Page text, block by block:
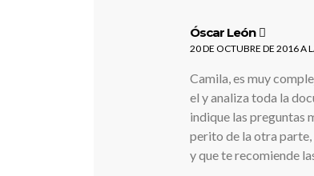
Óscar León
20 DE OCTUBRE DE 2016 A
Camila, es muy
el y analiza toda la
indique las preguntas
perito de la otra
y que te recomiende